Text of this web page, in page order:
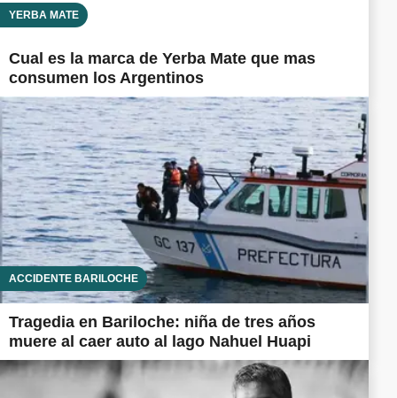
YERBA MATE
Cual es la marca de Yerba Mate que mas
consumen los Argentinos
ACCIDENTE BARILOCHE
Tragedia en Bariloche: niña de tres años
muere al caer auto al lago Nahuel Huapi